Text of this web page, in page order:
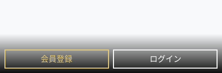
会員登録 ログイン